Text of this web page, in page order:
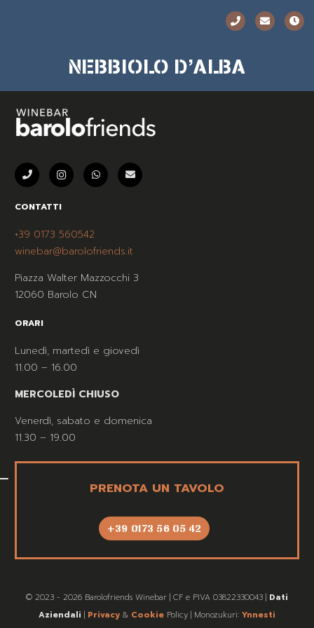
NEBBIOLO D’ALBA
CONTATTI
+39 0173 560542
winebar@barolofriends.it
Piazza Walter Mazzocchi 3
12060 Barolo CN
ORARI
Lunedì, martedì e giovedì
11.00 – 16.00
MERCOLEDÌ CHIUSO
Venerdì, sabato e domenica
11.30 – 19.00
PRENOTA UN TAVOLO
+39 0173 56 05 42
© 2023 - 2026 Barolofriends Winebar | CF e PIVA 03822330043 | Dati
Aziendali | Privacy & Cookie Policy | Monozukuri: Ynnesti